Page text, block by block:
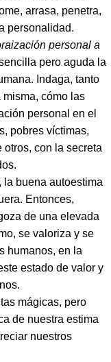
arrasa, penetra,
personalidad.
personal a
pero aguda la
Indaga, tanto
cómo las
personal en el
pobres víctimas,
con la secreta
la buena autoestima
Entonces,
de una elevada
se valoriza y se
humanos, en la
estado de valor y
mágicas, pero
de nuestra estima
nuestros